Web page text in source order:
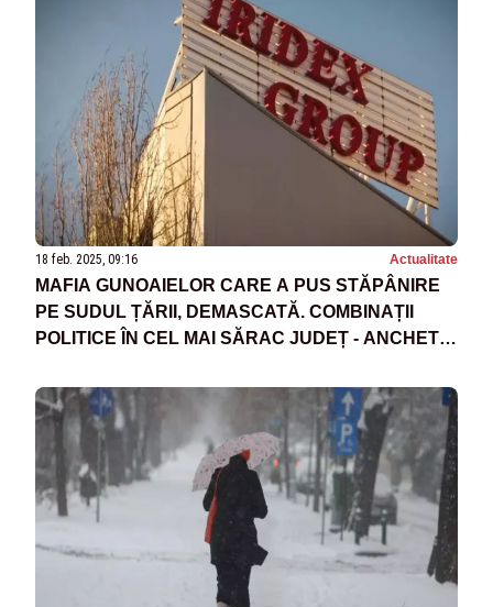
18 feb. 2025, 09:16 Actualitate
MAFIA GUNOAIELOR CARE A PUS STĂPÂNIRE
PE SUDUL ȚĂRII, DEMASCATĂ. COMBINAȚII
POLITICE ÎN CEL MAI SĂRAC JUDEȚ - ANCHETĂ
ORA 21:00